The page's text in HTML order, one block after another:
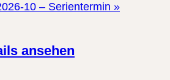
10 – Serientermin »
ansehen